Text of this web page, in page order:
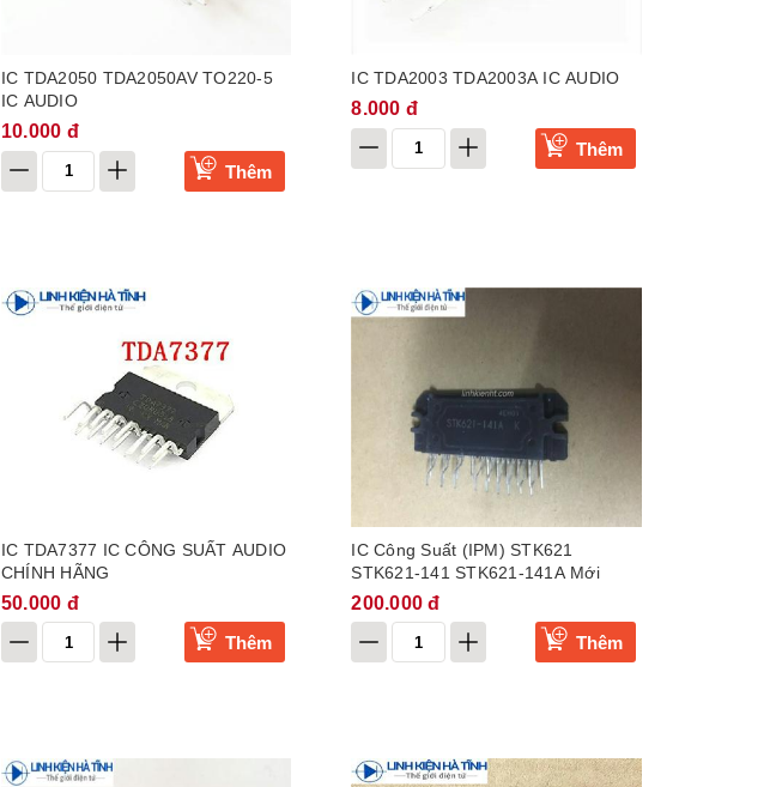
IC TDA2050 TDA2050AV TO220-5
IC AUDIO
10.000 đ
Thêm
IC TDA2003 TDA2003A IC AUDIO
8.000 đ
Thêm
IC TDA7377 IC CÔNG SUẤT AUDIO
CHÍNH HÃNG
50.000 đ
Thêm
IC Công Suất (IPM) STK621
STK621-141 STK621-141A Mới
200.000 đ
Thêm